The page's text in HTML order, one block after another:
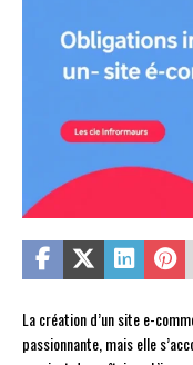
La création d’un site e-
passionnante, mais elle